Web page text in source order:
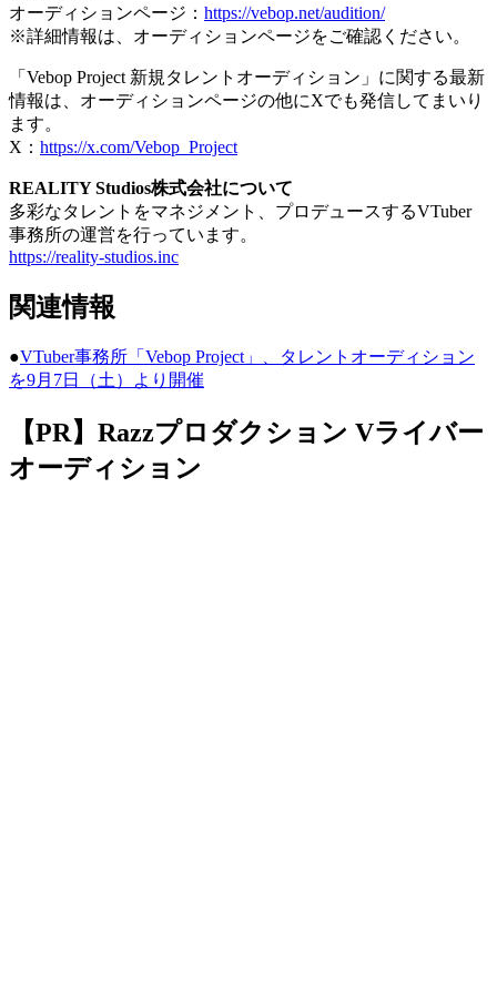
オーディションページ： https://vebop.net/audition/
※詳細情報は、オーディションページをご確認ください。
「Vebop Project 新規タレントオーディション」に関する最新
情報は、オーディションページの他にXでも発信してまいり
ます。
X： https://x.com/Vebop_Project
REALITY Studios株式会社について
多彩なタレントをマネジメント、プロデュースするVTuber
事務所の運営を行っています。
https://reality-studios.inc
関連情報
●VTuber事務所「Vebop Project」、タレントオーディション
を9月7日（土）より開催
【PR】Razzプロダクション Vライバー
オーディション